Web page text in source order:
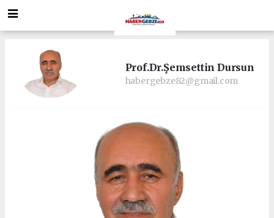
Prof.Dr.Şemsettin Dursun
habergebze82@gmail.com